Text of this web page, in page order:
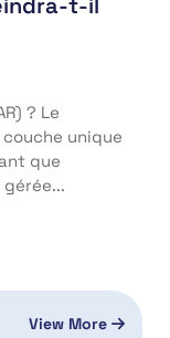
t-il
? Le
unique
que
View More